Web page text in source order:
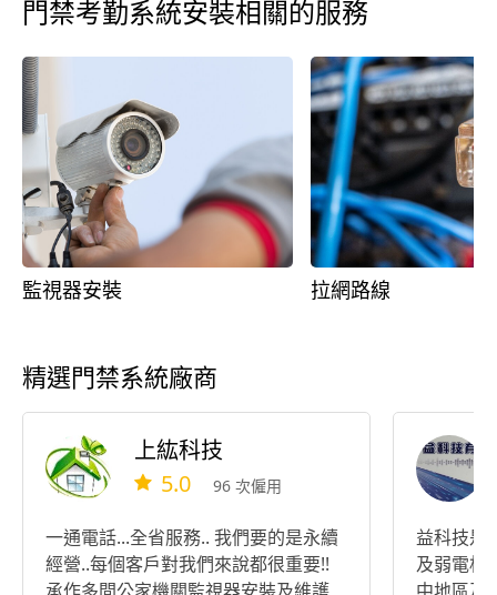
門禁考勤系統安裝相關的服務
監視器安裝 拉網路線
精選門禁系統廠商
上紘科技
5.0 96 次僱用
一通電話...全省服務.. 我們要的是永續
經營..每個客戶對我們來說都很重要!!
益科技是
及弱電相